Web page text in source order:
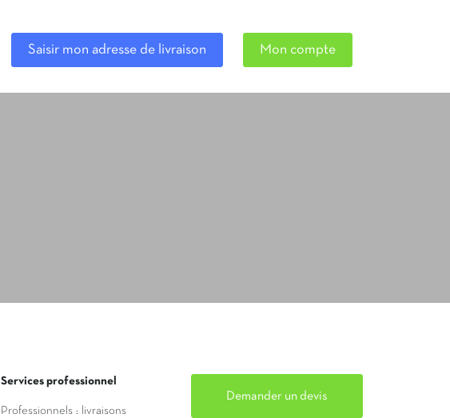
Saisir mon adresse de livraison Mon compte
Services professionnel
Professionnels : livraisons
Demander un devis